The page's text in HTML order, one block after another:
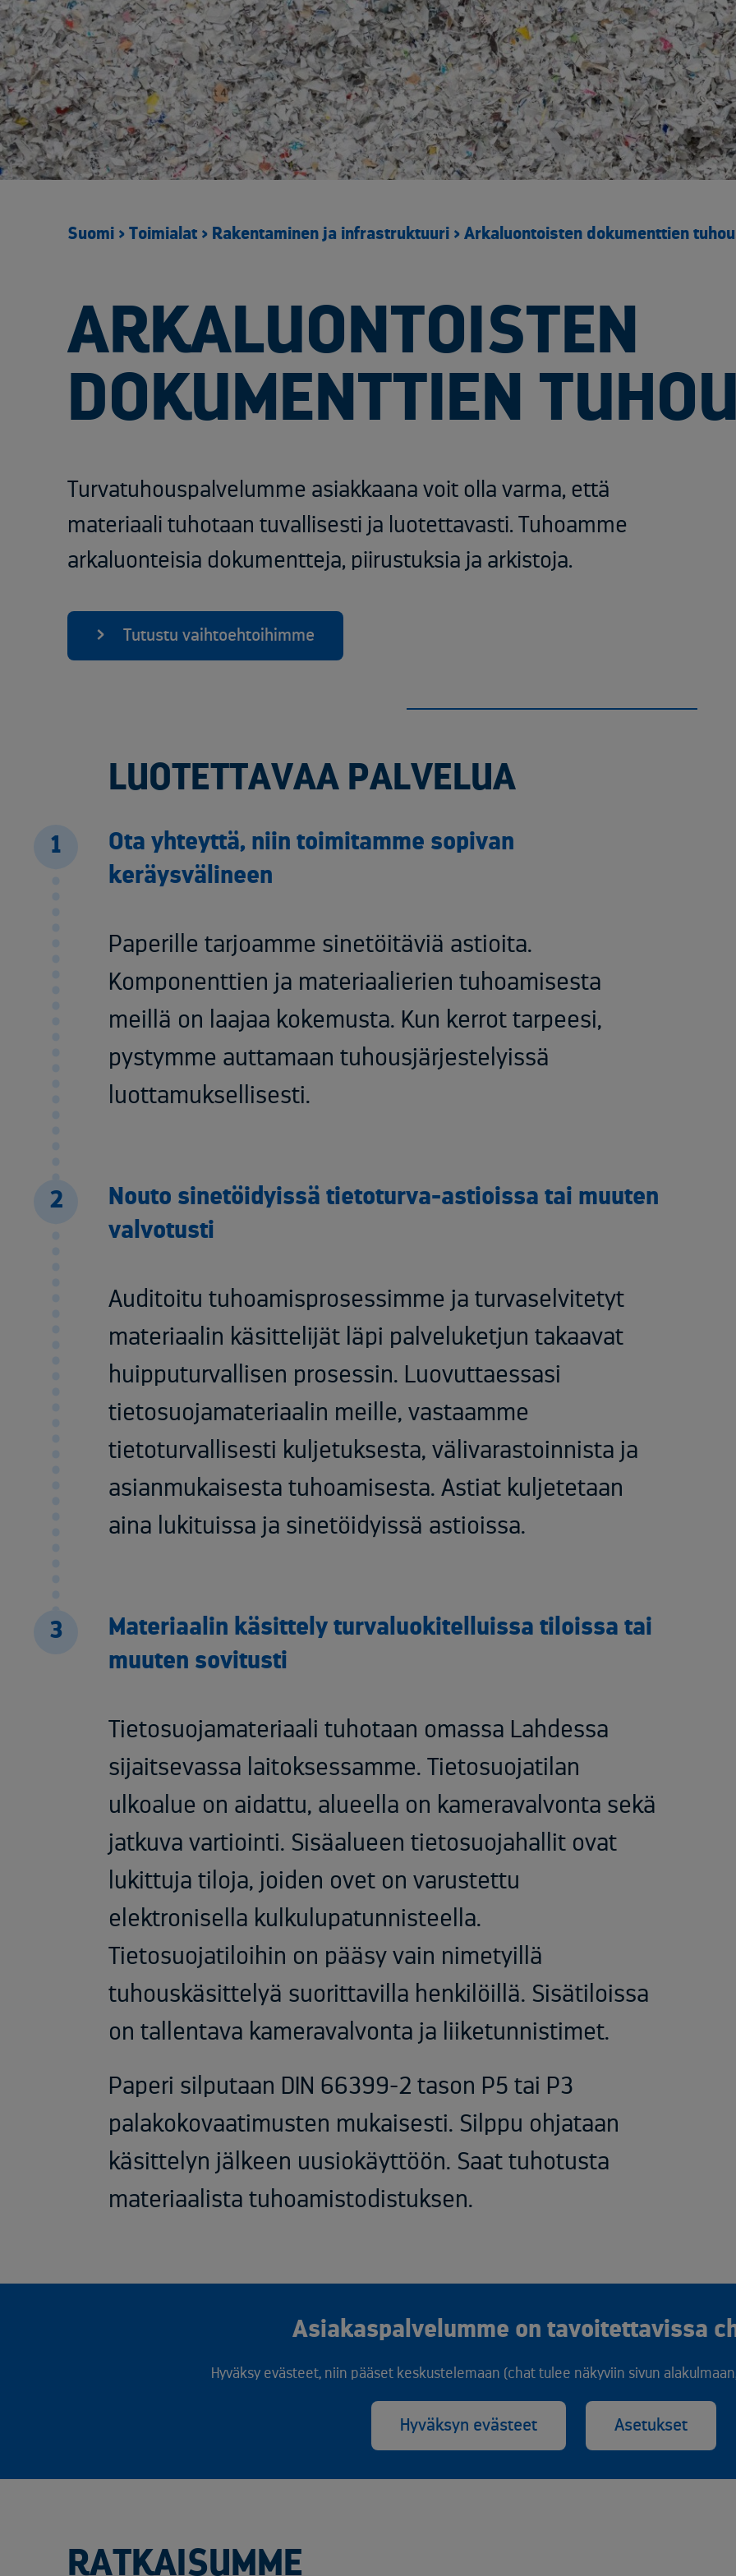
Metsäteollisuus
Elektroniikan kiinteähintaiset kierrätysratkaisut
Huoltoseisokkien räätälöidyt kierrätyspalvelut​
Kierrätysalueen kameravalvonta
Kierrätyskonsultointi
Lavat ja logistiikka
Materiaalien ja arkaluontoisten dokumenttien turvatuhous
Tuotannon ja kunnossapidon metalliromun kierrätys
Rakentaminen ja infrastruktuuri
Arkaluontoisten dokumenttien tuhous
Elektroniikan tietoturvaratkaisut
Luotettavat kuljetuskumppanit
Muut käsittelypalvelut
Rakennusjätteen vastaanotto
Raportointi
Suomi > Toimialat > Rakentaminen ja infrastruktuuri > Arkaluontoisten dokumenttien
ARKALUONTOISTEN
DOKUMENTTIEN
Turvatuhouspalvelumme asiakkaana voit olla varma, että
materiaali tuhotaan tuvallisesti ja luotettavasti. Tuhoamme
arkaluonteisia dokumentteja, piirustuksia ja arkistoja.
Tutustu vaihtoehtoihimme
LUOTETTAVAA PALVELUA
1
Ota yhteyttä, niin toimitamme sopivan
keräysvälineen
Paperille tarjoamme sinetöitäviä astioita.
Komponenttien ja materiaalierien tuhoamisesta
meillä on laajaa kokemusta. Kun kerrot tarpeesi,
pystymme auttamaan tuhousjärjestelyissä
luottamuksellisesti.
2
Nouto sinetöidyissä tietoturva-astioissa tai muuten
valvotusti
Auditoitu tuhoamisprosessimme ja turvaselvitetyt
materiaalin käsittelijät läpi palveluketjun takaavat
huipputurvallisen prosessin. Luovuttaessasi
tietosuojamateriaalin meille, vastaamme
tietoturvallisesti kuljetuksesta, välivarastoinnista ja
asianmukaisesta tuhoamisesta. Astiat kuljetetaan
aina lukituissa ja sinetöidyissä astioissa.
3
Materiaalin käsittely turvaluokitelluissa tiloissa tai
muuten sovitusti
Tietosuojamateriaali tuhotaan omassa Lahdessa
sijaitsevassa laitoksessamme. Tietosuojatilan
ulkoalue on aidattu, alueella on kameravalvonta sekä
jatkuva vartiointi. Sisäalueen tietosuojahallit ovat
lukittuja tiloja, joiden ovet on varustettu
elektronisella kulkulupatunnisteella.
Tietosuojatiloihin on pääsy vain nimetyillä
tuhouskäsittelyä suorittavilla henkilöillä. Sisätiloissa
on tallentava kameravalvonta ja liiketunnistimet. ​
Paperi silputaan DIN 66399-2 tason P5 tai P3
palakokovaatimusten mukaisesti. Silppu ohjataan
käsittelyn jälkeen uusiokäyttöön. Saat tuhotusta
materiaalista tuhoamistodistuksen.​
Asiakaspalvelumme on tavoitettavissa
Hyväksy evästeet, niin pääset keskustelemaan (chat tulee näkyviin sivun
Hyväksyn evästeet Asetukset
RATKAISUMME